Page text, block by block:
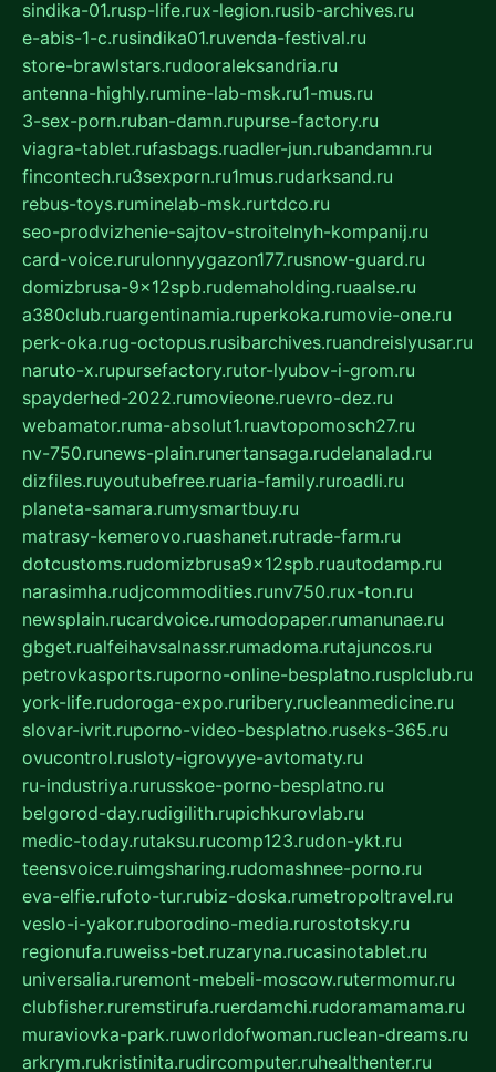
sindika-01.rusp-life.rux-legion.rusib-archives.ru
e-abis-1-c.rusindika01.ruvenda-festival.ru
store-brawlstars.rudooraleksandria.ru
antenna-highly.rumine-lab-msk.ru1-mus.ru
3-sex-porn.ruban-damn.rupurse-factory.ru
viagra-tablet.rufasbags.ruadler-jun.rubandamn.ru
fincontech.ru3sexporn.ru1mus.rudarksand.ru
rebus-toys.ruminelab-msk.rurtdco.ru
seo-prodvizhenie-sajtov-stroitelnyh-kompanij.ru
card-voice.rurulonnyygazon177.rusnow-guard.ru
domizbrusa-9x12spb.rudemaholding.ruaalse.ru
a380club.ruargentinamia.ruperkoka.rumovie-one.ru
perk-oka.rug-octopus.rusibarchives.ruandreislyusar.ru
naruto-x.rupursefactory.rutor-lyubov-i-grom.ru
spayderhed-2022.rumovieone.ruevro-dez.ru
webamator.ruma-absolut1.ruavtopomosch27.ru
nv-750.runews-plain.runertansaga.rudelanalad.ru
dizfiles.ruyoutubefree.ruaria-family.ruroadli.ru
planeta-samara.rumysmartbuy.ru
matrasy-kemerovo.ruashanet.rutrade-farm.ru
dotcustoms.rudomizbrusa9x12spb.ruautodamp.ru
narasimha.rudjcommodities.runv750.rux-ton.ru
newsplain.rucardvoice.rumodopaper.rumanunae.ru
gbget.rualfeihavsalnassr.rumadoma.rutajuncos.ru
petrovkasports.ruporno-online-besplatno.rusplclub.ru
york-life.rudoroga-expo.ruribery.rucleanmedicine.ru
slovar-ivrit.ruporno-video-besplatno.ruseks-365.ru
ovucontrol.rusloty-igrovyye-avtomaty.ru
ru-industriya.rurusskoe-porno-besplatno.ru
belgorod-day.rudigilith.rupichkurovlab.ru
medic-today.rutaksu.rucomp123.rudon-ykt.ru
teensvoice.ruimgsharing.rudomashnee-porno.ru
eva-elfie.rufoto-tur.rubiz-doska.rumetropoltravel.ru
veslo-i-yakor.ruborodino-media.rurostotsky.ru
regionufa.ruweiss-bet.ruzaryna.rucasinotablet.ru
universalia.ruremont-mebeli-moscow.rutermomur.ru
clubfisher.ruremstirufa.ruerdamchi.rudoramamama.ru
muraviovka-park.ruworldofwoman.ruclean-dreams.ru
arkrym.rukristinita.rudircomputer.ruhealthenter.ru